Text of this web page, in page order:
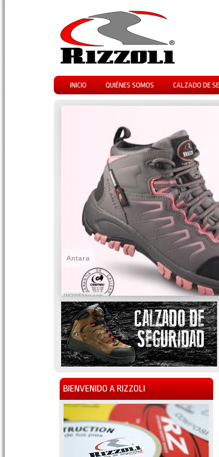
INICIO QUIÉNES SOMOS CALZADO DE
WOWSlider.com
Antara
BIENVENIDO A RIZZOLI